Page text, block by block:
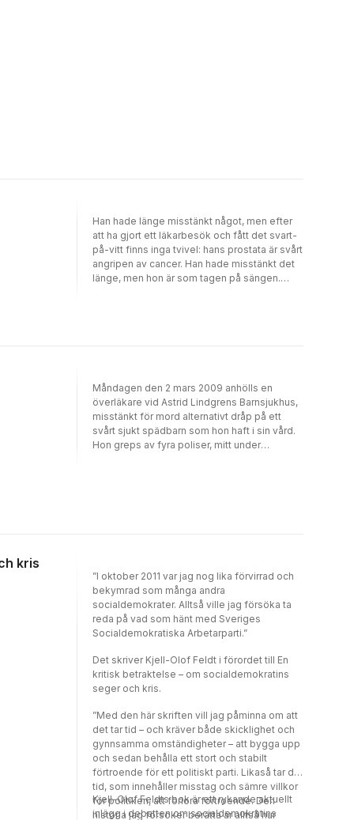
Han hade länge misstänkt något, men efter
att ha gjort ett läkarbesök och fått det svart-
på-vitt finns inga tvivel: hans prostata är svårt
angripen av cancer. Han hade misstänkt det
länge, men hon är som tagen på sängen.
behandlingar och ångest. Kjell-Olof Feldt är
Tillsammans har de skrivit boken I cancerns
skugga som en terapeutisk övning, men
också som ett försök att upplysa om den i
Sverige oerhört vanliga cancerformen. Det är
också en bok om mod, tapperhet och om
Måndagen den 2 mars 2009 anhölls en
överläkare vid Astrid Lindgrens Barnsjukhus,
misstänkt för mord alternativt dråp på ett
svårt sjukt spädbarn som hon haft i sin vård.
Hon greps av fyra poliser, mitt under
rättsläkarutlåtanden till Riksåklagarens
granskning och hur sjukhusledningen
hanterade situationen. Fram träder bilden av
myndigheter och rättsinstanser som begått
en rad allvarliga misstag utan att ta ansvar för
för en människa vars rättigheter grovt
försummats av just de myndigheter som är
satta att försvara dem.
kris
”I oktober 2011 var jag nog lika förvirrad och
bekymrad som många andra
socialdemokrater. Alltså ville jag försöka ta
reda på vad som hänt med Sveriges
Socialdemokratiska Arbetarparti.”
Det skriver Kjell-Olof Feldt i förordet till En
kritisk betraktelse – om socialdemokratins
seger och kris.
”Med den här skriften vill jag påminna om att
det tar tid – och kräver både skicklighet och
gynnsamma omständigheter – att bygga upp
och sedan behålla ett stort och stabilt
förtroende för ett politiskt parti. Likaså tar det
tid, som innehåller misstag och sämre villkor
för politiken, att förlora förtroende. Den
historia jag försöker berätta är alltså hur
Kjell-Olof Feldts bok är ett rykande aktuellt
inlägg i debatten om socialdemokratins